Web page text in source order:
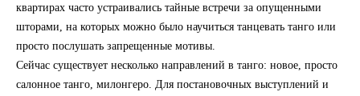
квартирах часто устраивались тайные встречи за опущенными
шторами, на которых можно было научиться танцевать танго или
просто послушать запрещенные мотивы.
Сейчас существует несколько направлений в танго: новое, просто
салонное танго, милонгеро. Для постановочных выступлений и